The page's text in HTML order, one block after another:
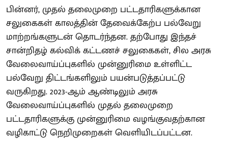
பின்னர், முதல் தலைமுறை பட்டதாரிகளுக்கான
சலுகைகள் காலத்தின் தேவைக்கேற்ப பல்வேறு
மாற்றங்களுடன் தொடர்ந்தன. தற்போது இந்தச்
சான்றிதழ் கல்விக் கட்டணச் சலுகைகள், சில அரசு
வேலைவாய்ப்புகளில் முன்னுரிமை உள்ளிட்ட
பல்வேறு திட்டங்களிலும் பயன்படுத்தப்பட்டு
வருகிறது. 2023-ஆம் ஆண்டிலும் அரசு
வேலைவாய்ப்புகளில் முதல் தலைமுறை
பட்டதாரிகளுக்கு முன்னுரிமை வழங்குவதற்கான
வழிகாட்டு நெறிமுறைகள் வெளியிடப்பட்டன.